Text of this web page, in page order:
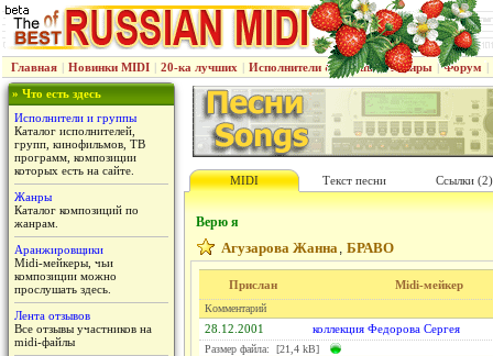
Главная | Новинки MIDI | 20-ка лучших | Исполнители & группы | Жанры | Форум |
» Что есть здесь
Исполнители и группы
Каталог исполнителей,
групп, кинофильмов, ТВ
программ, композиции
которых есть на сайте.
Жанры
Каталог композиций по
жанрам.
Аранжировщики
Midi-мейкеры, чьи
композиции можно
прослушать здесь.
Лента отзывов
Все отзывы участников на
midi-файлы
MIDI Текст песни Ссылки (2)
Верю я
Агузарова Жанна, БРАВО
Прислан Midi-мейкер
Комментарий
28.12.2001 коллекция Федорова Сергея
Размер файла: [21,4 kB]